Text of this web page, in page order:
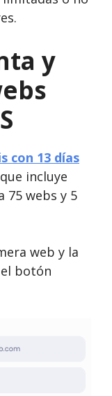
y
con 13 días
incluye
75 webs y 5
web y la
botón